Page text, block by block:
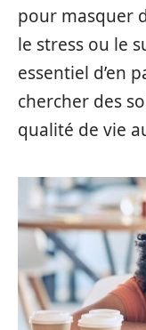
pour masquer
le stress ou le
essentiel d’en
chercher des
qualité de vie